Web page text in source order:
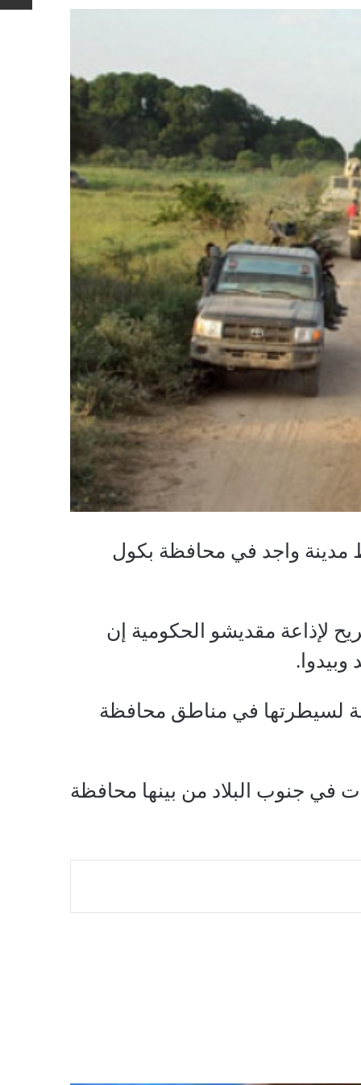
مدينة واجد في محافظة بكول
لإذاعة مقديشو الحكومية إن
لسيطرتها في مناطق محافظة
جنوب البلاد من بينها محافظة